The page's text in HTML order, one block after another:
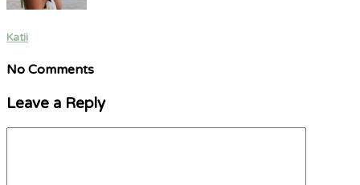
Katii
No Comments
Leave a Reply